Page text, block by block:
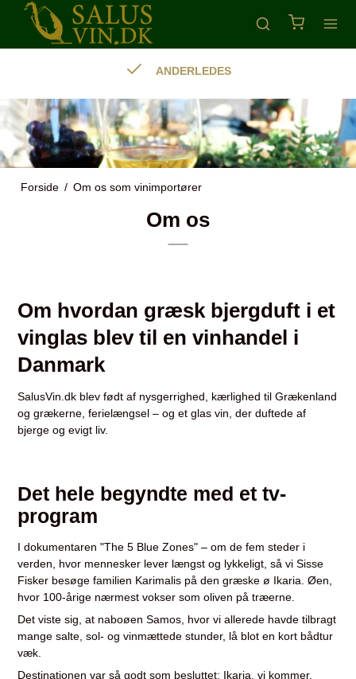
GO VIN
Forside / Om os som vinimportører
Om os
Om hvordan græsk bjergduft i et
vinglas blev til en vinhandel i
Danmark
SalusVin.dk blev født af nysgerrighed, kærlighed til Grækenland
og grækerne, ferielængsel – og et glas vin, der duftede af
bjerge og evigt liv.
Det hele begyndte med et tv-
program
I dokumentaren "The 5 Blue Zones" – om de fem steder i
verden, hvor mennesker lever længst og lykkeligt, så vi Sisse
Fisker besøge familien Karimalis på den græske ø Ikaria. Øen,
hvor 100-årige nærmest vokser som oliven på træerne.
Det viste sig, at naboøen Samos, hvor vi allerede havde tilbragt
mange salte, sol- og vinmættede stunder, lå blot en kort bådtur
væk.
Destinationen var så godt som besluttet: Ikaria, vi kommer.